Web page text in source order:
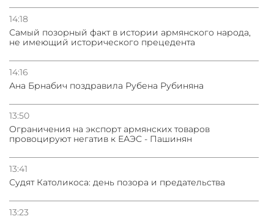
14:18
Самый позорный факт в истории армянского народа,
не имеющий исторического прецедента
14:16
Ана Брнабич поздравила Рубена Рубиняна
13:50
Oграничения на экспорт армянских товаров
провоцируют негатив к ЕАЭС - Пашинян
13:41
Судят Католикоса: день позора и предательства
13:23